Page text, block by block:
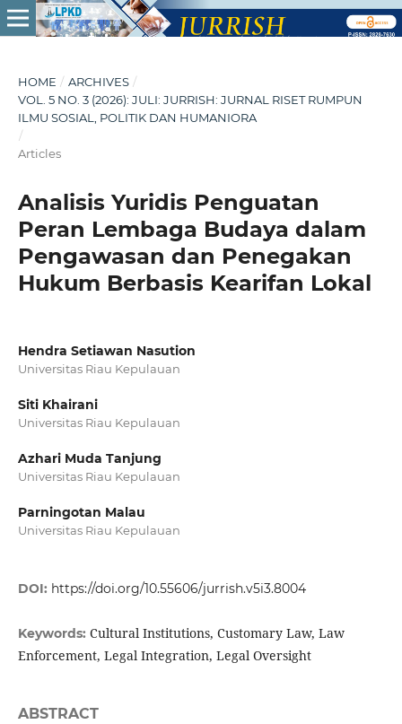
HOME / ARCHIVES /
VOL. 5 NO. 3 (2026): JULI: JURRISH: JURNAL RISET RUMPUN
ILMU SOSIAL, POLITIK DAN HUMANIORA
/
Articles
Analisis Yuridis Penguatan
Peran Lembaga Budaya dalam
Pengawasan dan Penegakan
Hukum Berbasis Kearifan Lokal
Hendra Setiawan Nasution
Universitas Riau Kepulauan
Siti Khairani
Universitas Riau Kepulauan
Azhari Muda Tanjung
Universitas Riau Kepulauan
Parningotan Malau
Universitas Riau Kepulauan
DOI: https://doi.org/10.55606/jurrish.v5i3.8004
Keywords: Cultural Institutions, Customary Law, Law
Enforcement, Legal Integration, Legal Oversight
ABSTRACT